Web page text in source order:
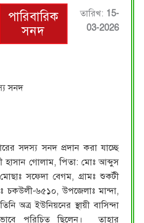
পারিবারিক
সনদ
তারিখ: 15-
03-2026
সনদ
সদস্য সনদ প্রদান করা যাচ্ছে
হাসান গোলাম, পিতা: মোঃ আব্দুস
সফেদা বেগম, গ্রামঃ শুকটী
চকউলী-৬৫১০, উপজেলাঃ মান্দা,
অত্র ইউনিয়নের স্থায়ী বাসিন্দা
পরিচিত ছিলেন। তাহার